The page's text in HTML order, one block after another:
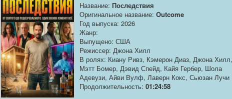
Название: Последствия
Оригинальное название: Outcome
Год выпуска: 2026
Жанр:
Выпущено: США
Режиссер: Джона Хилл
В ролях: Киану Ривз, Кэмерон Диаз, Джона Хилл,
Мэтт Бомер, Дэвид Спейд, Кайя Гербер, Шола
Адевузи, Айви Вулф, Лаверн Кокс, Сьюзан Лучи
Продолжительность: 01:24:58